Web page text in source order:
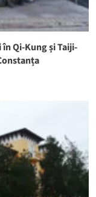
Qi-Kung și Taiji-